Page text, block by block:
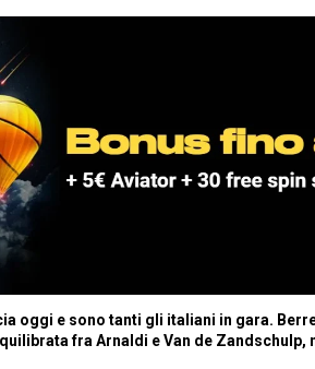
oggi e sono tanti gli italiani in gara.
fra Arnaldi e Van de Zandschulp,